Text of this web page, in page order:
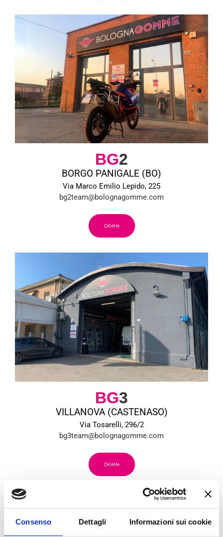
Consenso Dettagli Informazioni sui cookie
BG2
BORGO PANIGALE (BO)
Via Marco Emilio Lepido, 225
bg2team@bolognagomme.com
CHIAMA
BG3
VILLANOVA (CASTENASO)
Via Tosarelli, 296/2
bg3team@bolognagomme.com
CHIAMA